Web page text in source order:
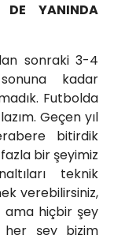
DE YANINDA
sonraki 3-4
kadar
Futbolda
Geçen yıl
bitirdik
bir şeyimiz
teknik
verebilirsiniz,
ama hiçbir şey
her şey bizim